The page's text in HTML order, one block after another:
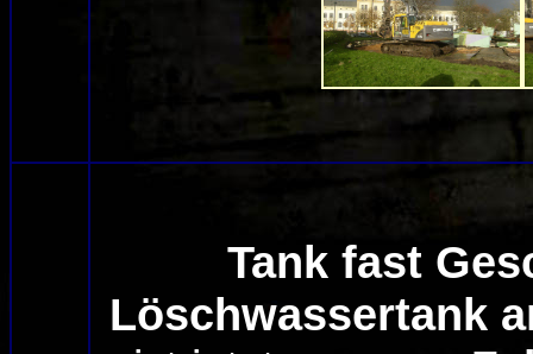
Tank fast
Löschwassertank